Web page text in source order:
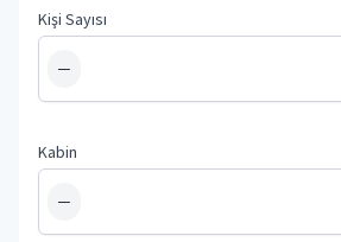
Kişi Sayısı
−
Kabin
−